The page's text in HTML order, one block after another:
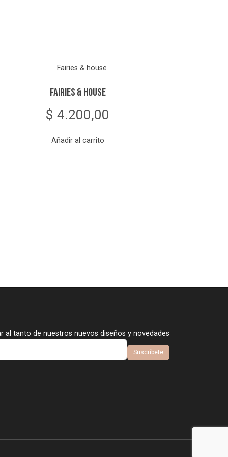
Fairies & house
$ 4.200,00
Añadir al carrito
al tanto de nuestros nuevos diseños y novedades